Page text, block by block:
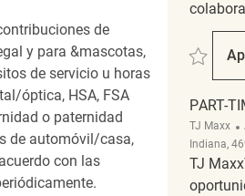
de
y para &mascotas,
de servicio u horas
óptica, HSA, FSA
o paternidad
de automóvil/casa,
con las
Salvar
PART-
TJ Maxx
Indiana,
TJ